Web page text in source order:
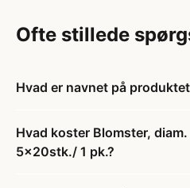
Ofte stillede
Hvad er navnet på
Hvad koster Blomster,
5x20stk./ 1 pk.?